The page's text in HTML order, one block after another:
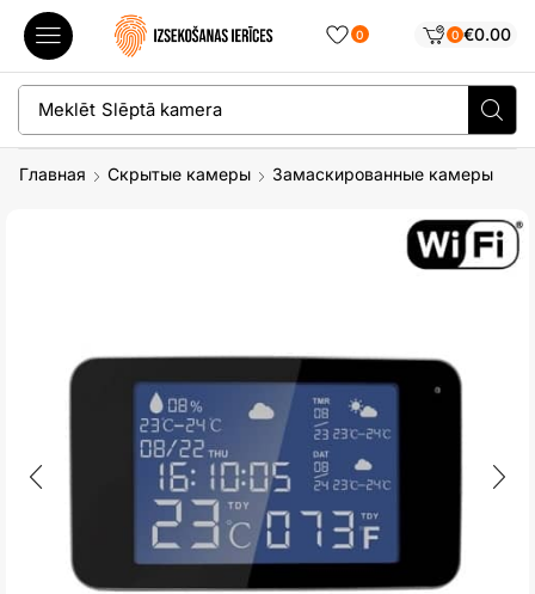
0 0 €0.00
Meklēt Slēptā kamera
Главная Скрытые камеры Замаскированные камеры